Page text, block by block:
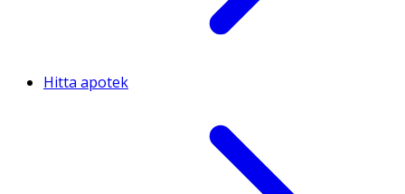
Hitta apotek